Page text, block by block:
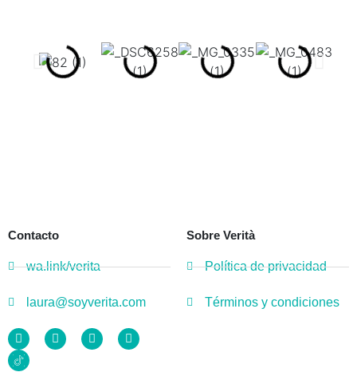
Contacto
wa.link/verita
laura@soyverita.com
Sobre Verità
Política de privacidad
Términos y condiciones